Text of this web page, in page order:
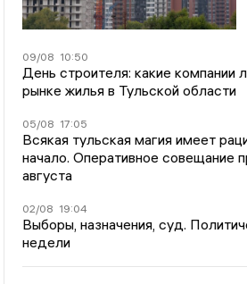
09/08 10:50
День строителя: какие компании
рынке жилья в Тульской области
05/08 17:05
Всякая тульская магия имеет
начало. Оперативное совещание
августа
02/08 19:04
Выборы, назначения, суд.
недели